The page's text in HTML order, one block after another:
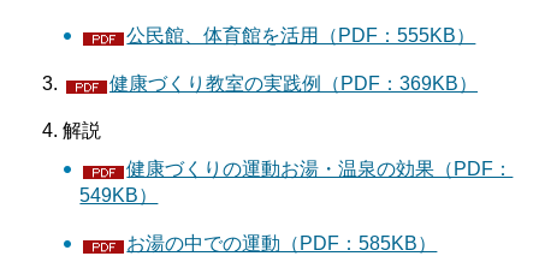
公民館、体育館を活用（PDF：555KB）
健康づくり教室の実践例（PDF：369KB）
解説
健康づくりの運動お湯・温泉の効果（PDF：
549KB）
お湯の中での運動（PDF：585KB）